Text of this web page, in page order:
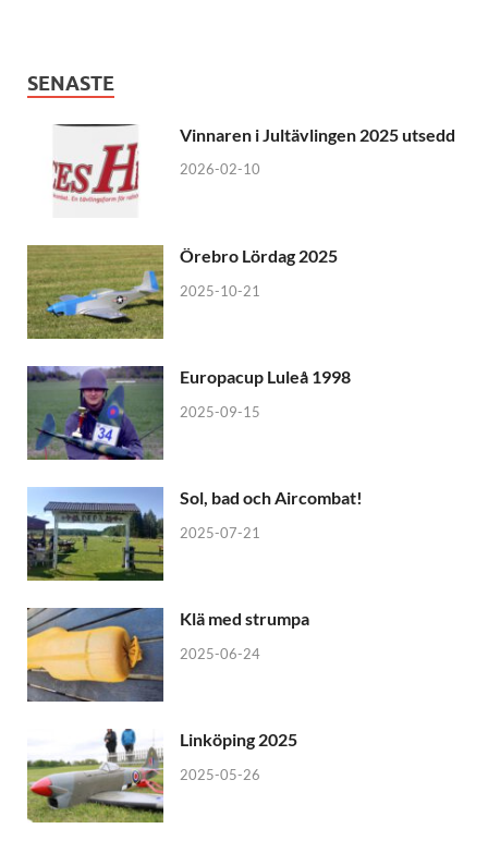
SENASTE
Vinnaren i Jultävlingen 2025 utsedd
2026-02-10
Örebro Lördag 2025
2025-10-21
Europacup Luleå 1998
2025-09-15
Sol, bad och Aircombat!
2025-07-21
Klä med strumpa
2025-06-24
Linköping 2025
2025-05-26